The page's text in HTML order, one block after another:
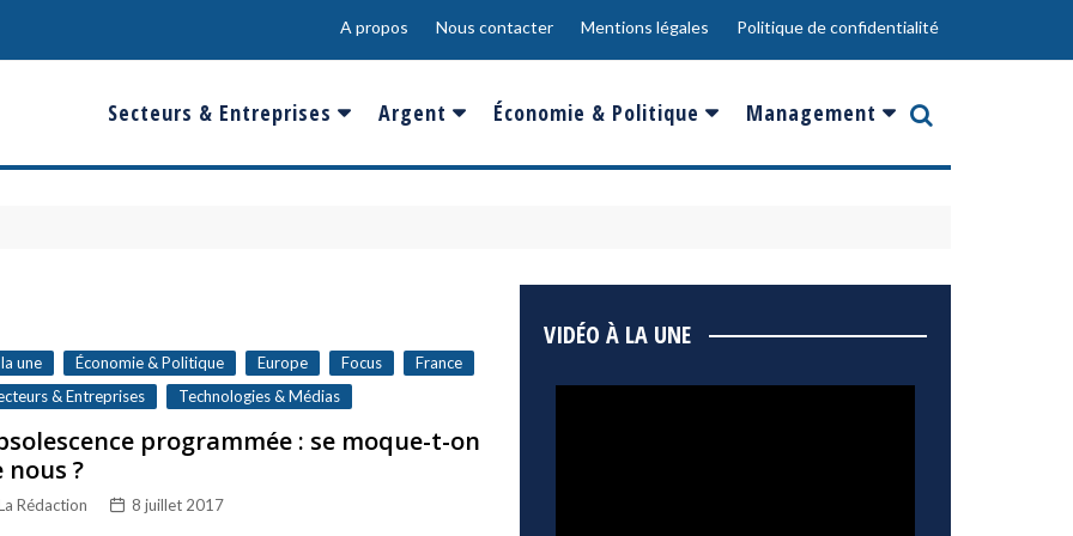
A propos Nous contacter Mentions légales Politique de confidentialité
Secteurs & Entreprises
Banques & Finances
Défense & Aéronautique
Santé & Biotechnologie
Technologies & Médias
Argent
Salaire
Epargne & Placements
Économie & Politique
France
Management
Innovation
une Économie & Politique Europe Focus
France
& Entreprises
Technologies & Médias
programmée : se moque-t-on
nous ?
Rédaction 8 juillet 2017
VIDÉO À LA UNE